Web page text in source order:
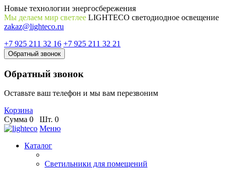
Новые технологии энергосбережения
Мы делаем мир светлее LIGHTECO светодиодное освещение
zakaz@lighteco.ru
+7 925 211 32 16 +7 925 211 32 21
Обратный звонок
Обратный звонок
Оставьте ваш телефон и мы вам перезвоним
Корзина
Сумма 0 Шт. 0
Меню
Каталог
Светильники для помещений